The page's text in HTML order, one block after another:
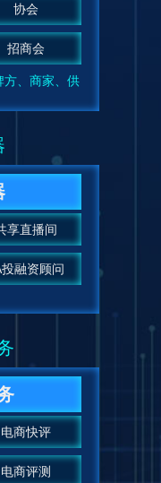
协会
招商会
方、商家、供
享直播间
投融资顾问
电商快评
电商评测